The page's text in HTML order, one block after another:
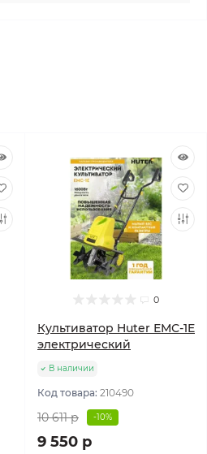
0
Культиватор Huter ЕМС-1E
электрический
В наличии
Код товара: 210490
10 611 р -10%
9 550 р